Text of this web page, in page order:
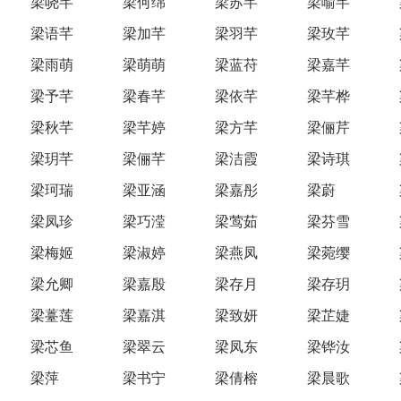
梁语芊 梁加芊 梁羽芊 梁玫芊
梁雨萌 梁萌萌 梁蓝苻 梁嘉芊
梁予芊 梁春芊 梁依芊 梁芊桦
梁秋芊 梁芊婷 梁方芊 梁俪芹
梁玥芊 梁俪芊 梁洁霞 梁诗琪
梁珂瑞 梁亚涵 梁嘉彤 梁蔚
梁凤珍 梁巧滢 梁莺茹 梁芬雪
梁梅姬 梁淑婷 梁燕凤 梁菀缨
梁允卿 梁嘉殷 梁存月 梁存玥
梁薹莲 梁嘉淇 梁致妍 梁芷婕
梁芯鱼 梁翠云 梁凤东 梁铧汝
梁萍 梁书宁 梁倩榕 梁晨歌